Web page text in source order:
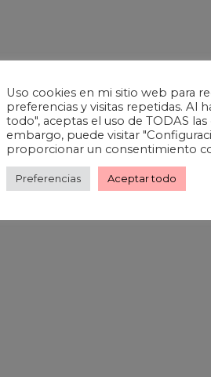
Uso cookies en mi sitio web para
preferencias y visitas repetidas. Al
todo", aceptas el uso de TODAS las
embargo, puede visitar
proporcionar un consentimiento
Preferencias Aceptar todo